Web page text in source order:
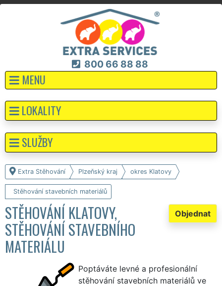
800 66 88 88
MENU
Extra Stěhování Plzeňský kraj okres Klatovy
Stěhování stavebních materiálů
Objednat
STĚHOVÁNÍ KLATOVY,
STĚHOVÁNÍ STAVEBNÍHO
MATERIÁLU
Poptáváte levné a profesionální
stěhování stavebních materiálů ve
LOKALITY
SLUŽBY